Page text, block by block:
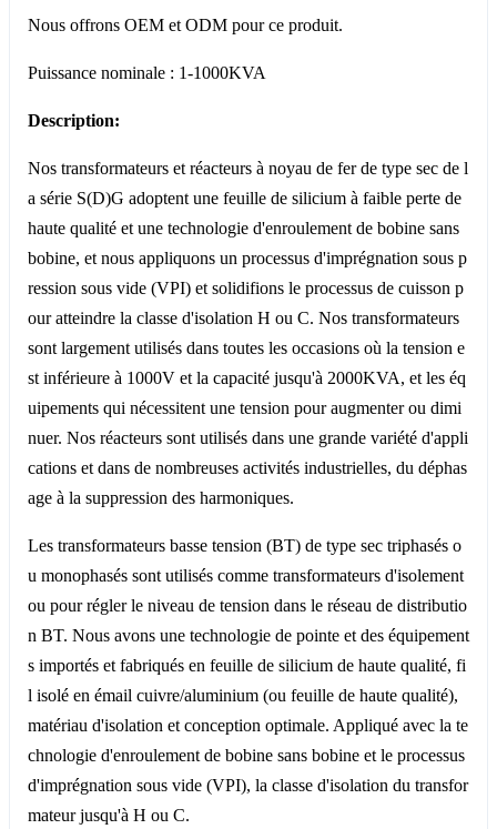
Nous offrons OEM et ODM pour ce produit.
Puissance nominale : 1-1000KVA
Description:
Nos transformateurs et réacteurs à noyau de fer de type sec de l
a série S(D)G adoptent une feuille de silicium à faible perte de
haute qualité et une technologie d'enroulement de bobine sans
bobine, et nous appliquons un processus d'imprégnation sous p
ression sous vide (VPI) et solidifions le processus de cuisson p
our atteindre la classe d'isolation H ou C. Nos transformateurs
sont largement utilisés dans toutes les occasions où la tension e
st inférieure à 1000V et la capacité jusqu'à 2000KVA, et les éq
uipements qui nécessitent une tension pour augmenter ou dimi
nuer. Nos réacteurs sont utilisés dans une grande variété d'appli
cations et dans de nombreuses activités industrielles, du déphas
age à la suppression des harmoniques.
Les transformateurs basse tension (BT) de type sec triphasés o
u monophasés sont utilisés comme transformateurs d'isolement
ou pour régler le niveau de tension dans le réseau de distributio
n BT. Nous avons une technologie de pointe et des équipement
s importés et fabriqués en feuille de silicium de haute qualité, fi
l isolé en émail cuivre/aluminium (ou feuille de haute qualité),
matériau d'isolation et conception optimale. Appliqué avec la te
chnologie d'enroulement de bobine sans bobine et le processus
d'imprégnation sous vide (VPI), la classe d'isolation du transfor
mateur jusqu'à H ou C.